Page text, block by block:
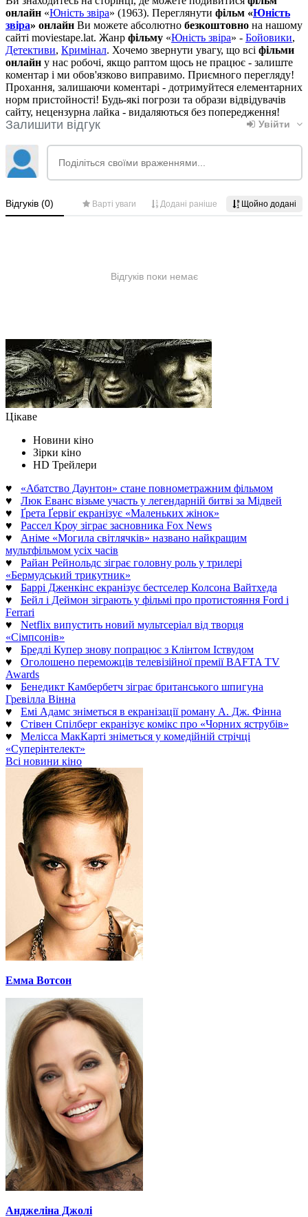
онлайн «Юність звіра» (1963). Переглянути фільм «Юність
звіра» онлайн Ви можете абсолютно безкоштовно на нашому
сайті moviestape.lat. Жанр фільму «Юність звіра» - Бойовики,
Детективи, Кримінал. Хочемо звернути увагу, що всі фільми
онлайн у нас робочі, якщо раптом щось не працює - залиште
коментар і ми обов'язково виправимо. Приємного перегляду!
Прохання, залишаючи коментарі - дотримуйтеся елементарних
норм пристойності! Будь-які погрози та образи відвідувачів
сайту, нецензурна лайка - видаляються без попередження!
Цікаве
Новини кіно
Зірки кіно
HD Трейлери
♥ «Абатство Даунтон» стане повнометражним фільмом
♥ Люк Еванс візьме участь у легендарній битві за Мідвей
♥ Ґрета Ґервіґ екранізує «Маленьких жінок»
♥ Рассел Кроу зіграє засновника Fox News
♥ Аніме «Могила світлячків» названо найкращим
мультфільмом усіх часів
♥ Райан Рейнольдс зіграє головну роль у трилері
«Бермудський трикутник»
♥ Баррі Дженкінс екранізує бестселер Колсона Вайтхеда
♥ Бейл і Деймон зіграють у фільмі про протистояння Ford і
Ferrari
♥ Netflix випустить новий мультсеріал від творця
«Сімпсонів»
♥ Бредлі Купер знову попрацює з Клінтом Іствудом
♥ Оголошено переможців телевізійної премії BAFTA TV
Awards
♥ Бенедикт Камбербетч зіграє британського шпигуна
Гревілла Вінна
♥ Емі Адамс зніметься в екранізації роману А. Дж. Фінна
♥ Стівен Спілберг екранізує комікс про «Чорних яструбів»
♥ Мелісса МакКарті зніметься у комедійній стрічці
«Суперінтелект»
Всі новини кіно
Емма Вотсон
Анджеліна Джолі